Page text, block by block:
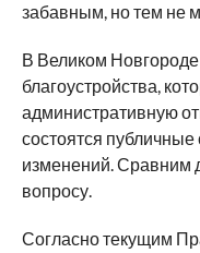
забавным, но тем не
В Великом
благоустройства,
административную
состоятся
изменений. Сравним
вопросу.
Согласно текущим